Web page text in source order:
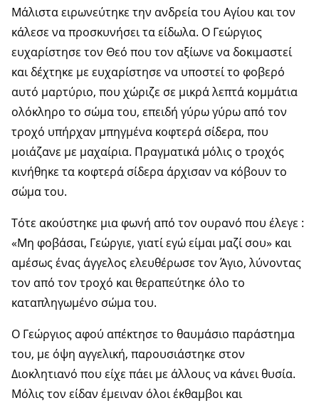
Μάλιστα ειρωνεύτηκε την ανδρεία του Αγίου και τον
κάλεσε να προσκυνήσει τα είδωλα. Ο Γεώργιος
ευχαρίστησε τον Θεό που τον αξίωνε να δοκιμαστεί
και δέχτηκε με ευχαρίστησε να υποστεί το φοβερό
αυτό μαρτύριο, που χώριζε σε μικρά λεπτά κομμάτια
ολόκληρο το σώμα του, επειδή γύρω γύρω από τον
τροχό υπήρχαν μπηγμένα κοφτερά σίδερα, που
μοιάζανε με μαχαίρια. Πραγματικά μόλις ο τροχός
κινήθηκε τα κοφτερά σίδερα άρχισαν να κόβουν το
σώμα του.
Τότε ακούστηκε μια φωνή από τον ουρανό που έλεγε :
«Μη φοβάσαι, Γεώργιε, γιατί εγώ είμαι μαζί σου» και
αμέσως ένας άγγελος ελευθέρωσε τον Άγιο, λύνοντας
τον από τον τροχό και θεραπεύτηκε όλο το
καταπληγωμένο σώμα του.
Ο Γεώργιος αφού απέκτησε το θαυμάσιο παράστημα
του, με όψη αγγελική, παρουσιάστηκε στον
Διοκλητιανό που είχε πάει με άλλους να κάνει θυσία.
Μόλις τον είδαν έμειναν όλοι έκθαμβοι και